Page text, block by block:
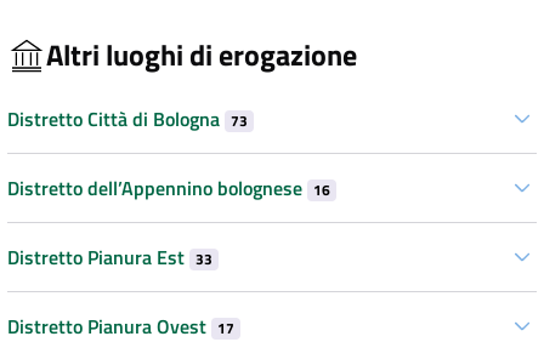
Altri luoghi di erogazione
Distretto Città di Bologna 73
Distretto dell’Appennino bolognese 16
Distretto Pianura Est 33
Distretto Pianura Ovest 17